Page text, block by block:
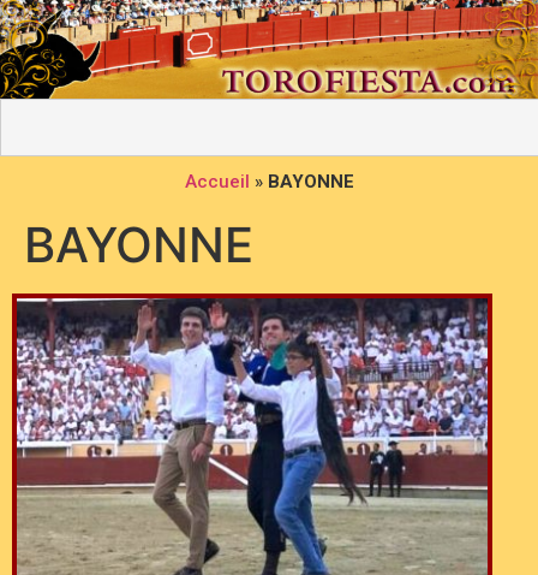
Accueil » BAYONNE
BAYONNE